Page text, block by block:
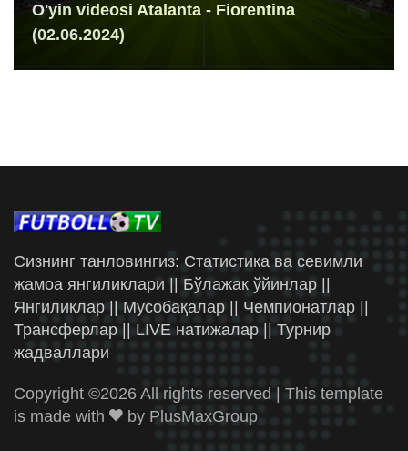
O'yin videosi Atalanta - Fiorentina
(02.06.2024)
Сизнинг танловингиз: Статистика ва севимли
жамоа янгиликлари || Бўлажак ўйинлар ||
Янгиликлар || Мусобақалар || Чемпионатлар ||
Трансферлар || LIVE натижалар || Турнир
жадваллари
Copyright ©2026 All rights reserved | This template
is made with
by PlusMaxGroup